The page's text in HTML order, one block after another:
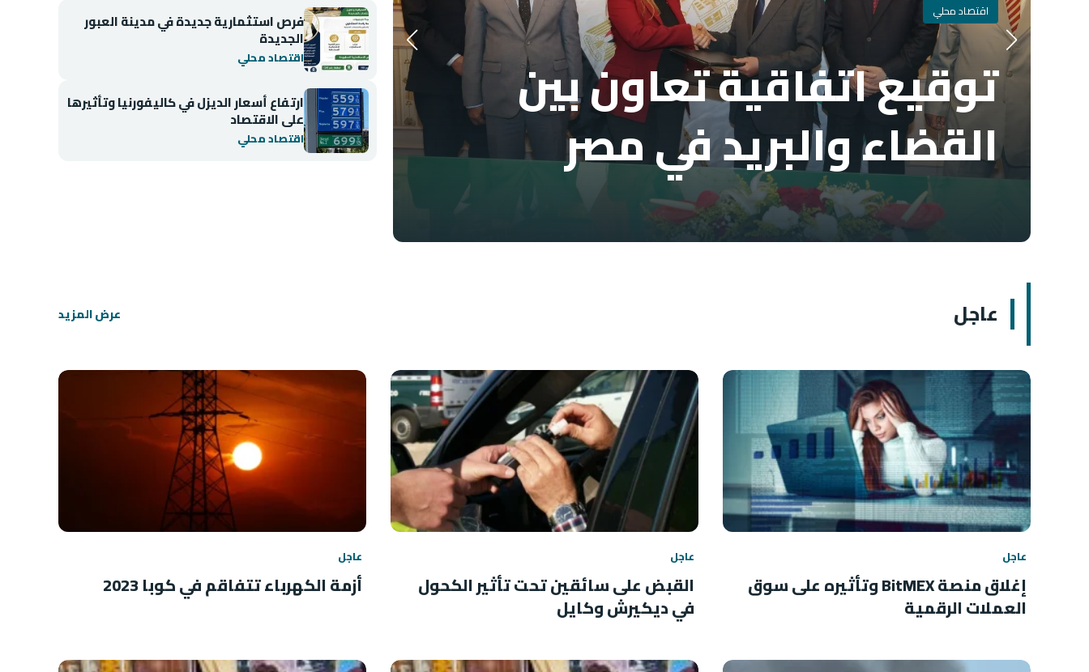
اقتصاد محلي
توقيع اتفاقية تعاون بين
القضاء والبريد في مصر اقتصاد محلي
فرص استثمارية جديدة في مدينة العبور
الجديدة
اقتصاد محلي
ارتفاع أسعار الديزل في كاليفورنيا وتأثيرها
على الاقتصاد
اقتصاد محلي
عاجل عرض المزيد
عاجل
إغلاق منصة BitMEX وتأثيره على سوق
العملات الرقمية
عاجل
القبض على سائقين تحت تأثير الكحول
في ديكيرش وكايل
عاجل
أزمة الكهرباء تتفاقم في كوبا 2023